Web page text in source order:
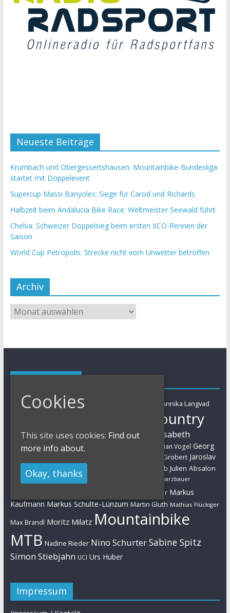
Neueste Beiträge
Krumbach und Obergessertshausen: Mountainbike-Bundesliga
startet mit Doppelevent
Supercup Massi Banyoles: Siege für Carod und Richards
Halbzeit beim Andalucia Bike Race: Weltmeister Seewald führt
Chelva: Schweizer Doppelsieg beim ersten XCO-Rennen der
Saison
World Cup Petropolis: Strecke nicht vom Unwetter betroffen
Archiv
Absa Cape Epic Adelheid Morath Annika Langvad
Cross-Country
Cyclo-Cross Daniel Geismayr Eliminator Sprint
Elisabeth
Brandau Esther Süss Eva Lechner Florian Vogel Georg
Helen Grobert Jaroslav
Kulhavy
Jochen Käß Jolanda Neff Julian Schelb Julien Absalon
Karl Platt Kathrin Stirnemann Luca Schwarzbauer
Markus Bauer Markus
Kaufmann Markus Schulte-Lünzum Martin Gluth Mathias Flückiger
Max Brandl Moritz Milatz Mountainbike
MTB Nadine Rieder Nino SchurterSabine Spitz
Simon Stiebjahn UCI Urs Huber
Impressum
Cookies
This site uses cookies: Find out
more info about.
Okay, thanks